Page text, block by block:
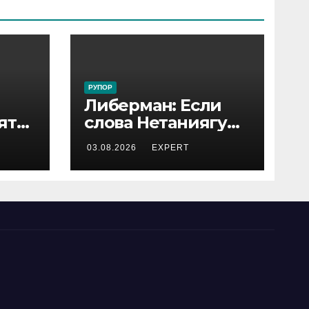
РУПОР
Либерман: Если
слова Нетаниягу
не предвыборный
трюк, пусть
докажет это делом
03.08.2026 EXPERT